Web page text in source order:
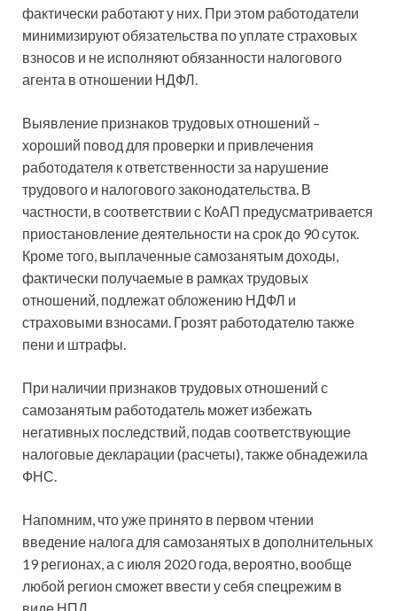
фактически работают у них. При этом работодатели
минимизируют обязательства по уплате страховых
взносов и не исполняют обязанности налогового
агента в отношении НДФЛ.
Выявление признаков трудовых отношений –
хороший повод для проверки и привлечения
работодателя к ответственности за нарушение
трудового и налогового законодательства. В
частности, в соответствии с КоАП предусматривается
приостановление деятельности на срок до 90 суток.
Кроме того, выплаченные самозанятым доходы,
фактически получаемые в рамках трудовых
отношений, подлежат обложению НДФЛ и
страховыми взносами. Грозят работодателю также
пени и штрафы.
При наличии признаков трудовых отношений с
самозанятым работодатель может избежать
негативных последствий, подав соответствующие
налоговые декларации (расчеты), также обнадежила
ФНС.
Напомним, что уже принято в первом чтении
введение налога для самозанятых в дополнительных
19 регионах, а с июля 2020 года, вероятно, вообще
любой регион сможет ввести у себя спецрежим в